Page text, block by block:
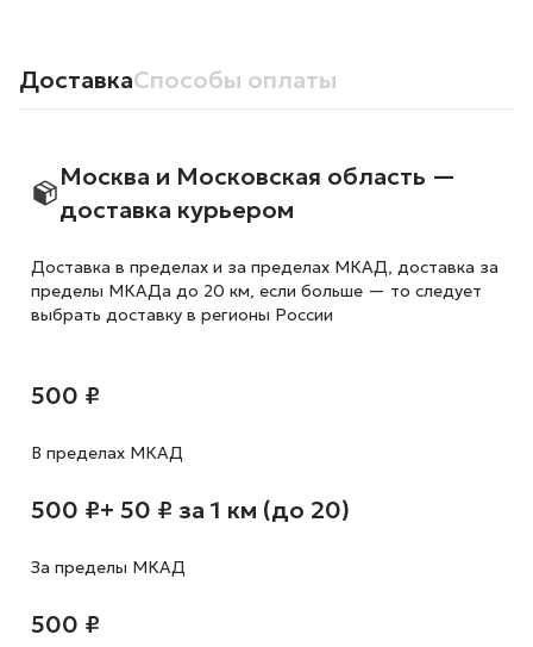
ДоставкаСпособы оплаты
Москва и Московская область —
доставка курьером
Доставка в пределах и за пределах МКАД, доставка за
пределы МКАДа до 20 км, если больше — то следует
выбрать доставку в регионы России
500 ₽
В пределах МКАД
500 ₽+ 50 ₽ за 1 км (до 20)
За пределы МКАД
500 ₽